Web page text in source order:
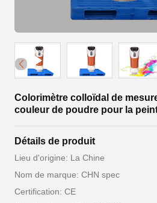
Colorimètre colloïdal de
couleur de poudre pour la
Détails de produit
Lieu d'origine: La Chine
Nom de marque: CHN spec
Certification: CE